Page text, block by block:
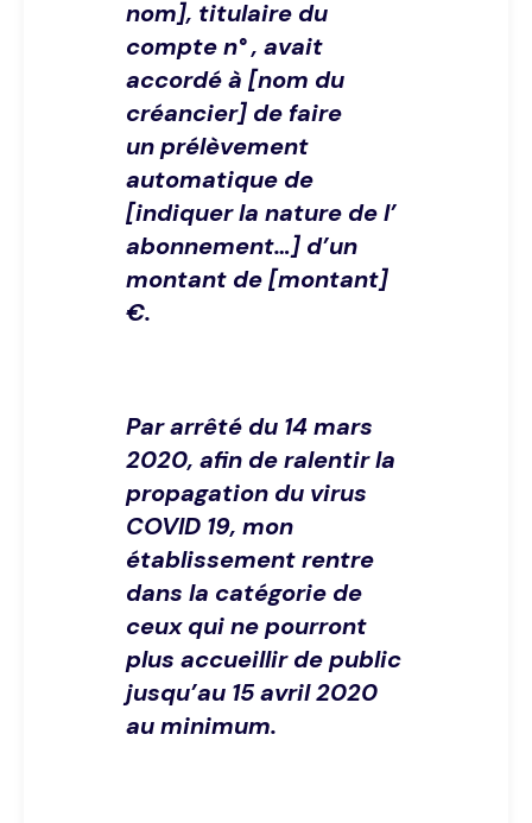
nom], titulaire du
compte n° , avait
accordé à [nom du
créancier] de faire
un prélèvement
automatique de
[indiquer la nature de l’
abonnement…] d’un
montant de [montant]
€.
Par arrêté du 14 mars
2020, afin de ralentir la
propagation du virus
COVID 19, mon
établissement rentre
dans la catégorie de
ceux qui ne pourront
plus accueillir de public
jusqu’au 15 avril 2020
au minimum.